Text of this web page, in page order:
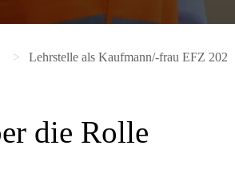
Lehrstelle als Kaufmann/-frau EFZ 2027
die Rolle